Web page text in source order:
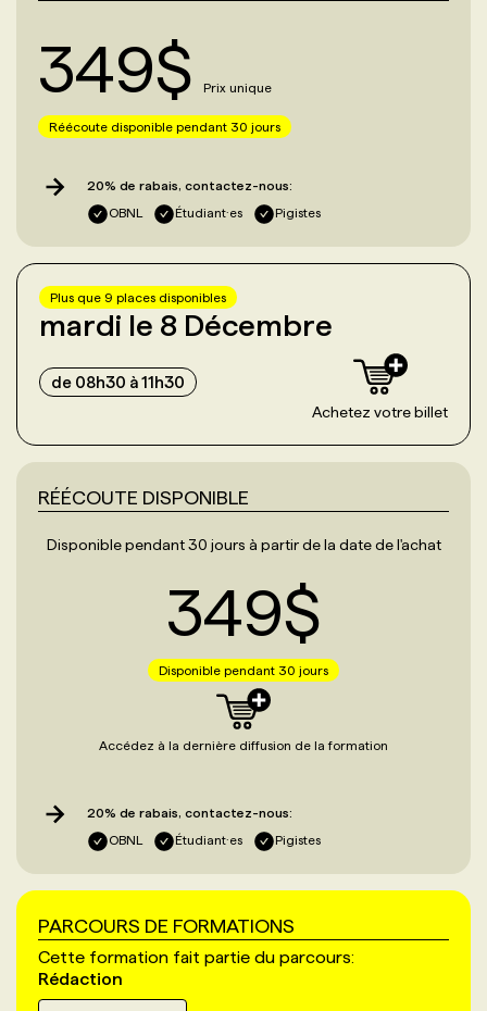
349$ Prix unique
Réécoute disponible pendant 30 jours
20% de rabais, contactez-nous:
OBNL
Étudiant·es Pigistes
Plus que 9 places disponibles
mardi le 8 Décembre
de 08h30 à 11h30
Achetez votre billet
RÉÉCOUTE DISPONIBLE
Disponible pendant 30 jours à partir de la date de l'achat
349$
Disponible pendant 30 jours
Accédez à la dernière diffusion de la formation
20% de rabais, contactez-nous:
OBNL
Étudiant·es Pigistes
PARCOURS DE FORMATIONS
Cette formation fait partie du parcours:
Rédaction